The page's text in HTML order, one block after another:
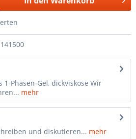
141500
Phasen-Gel, dickviskose Wir
mehr
und diskutieren... mehr